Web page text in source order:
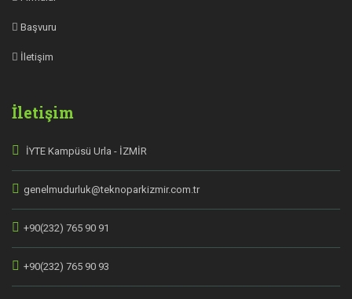
Başvuru
İletişim
İletişim
İYTE Kampüsü Urla - İZMİR
genelmudurluk@teknoparkizmir.com.tr
+90(232) 765 90 91
+90(232) 765 90 93